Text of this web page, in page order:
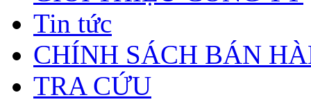
Tin tức
CHÍNH SÁCH BÁN
TRA CỨU